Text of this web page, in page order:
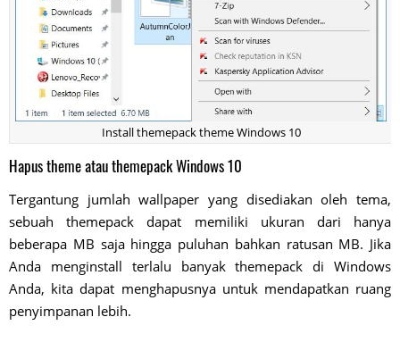
Install themepack theme Windows 10
Hapus theme atau themepack Windows 10
Tergantung jumlah wallpaper yang disediakan oleh tema,
sebuah themepack dapat memiliki ukuran dari hanya
beberapa MB saja hingga puluhan bahkan ratusan MB. Jika
Anda menginstall terlalu banyak themepack di Windows
Anda, kita dapat menghapusnya untuk mendapatkan ruang
penyimpanan lebih.